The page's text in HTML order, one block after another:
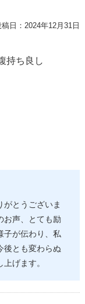
日： 2024年12月31日
持ち良し
がとうございま
お声、とても励
子が伝わり、私
後とも変わらぬ
げます。